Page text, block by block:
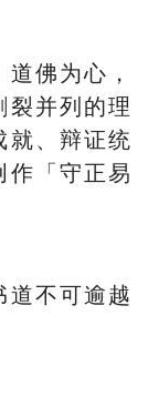
佛为心，
并列的理
就、辩证统
作「守正易
道不可逾越